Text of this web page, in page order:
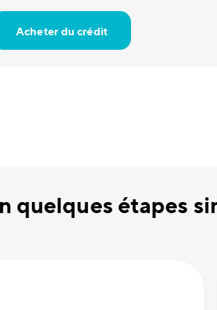
Acheter du crédit
quelques étapes